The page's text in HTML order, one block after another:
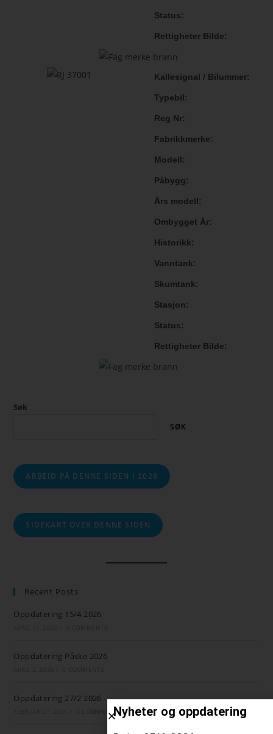
Status
Rettigheter Bilde
Kallesignal / Bilummer
Typebil
Reg Nr
Fabrikkmerke
Modell
Påbygg
Års modell
Ombygget År
Historikk
Vanntank
Skumtank
Stasjon
Status
Rettigheter Bilde
Søk
SØK
ARBEID PÅ DENNE SIDEN I 2026
SIDEKART OVER DENNE SIDEN
Recent Posts
Oppdatering 15/4 2026
Oppdatering Påske 2026
Oppdatering 27/2 2026
0 COMMENTSNyheter og oppdatering